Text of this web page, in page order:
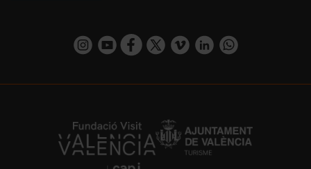
https://www.instagram.com/visit_valencia/
https://www.youtube.com/user/
https://www.facebook.com/
https://twitter.com/VisitaValencia
https://vimeo.com/
https://www.linkedin.com/company/turismo-valencia/https://api.whatsapp.com/send/
https://fundacion.visitvalencia.com/